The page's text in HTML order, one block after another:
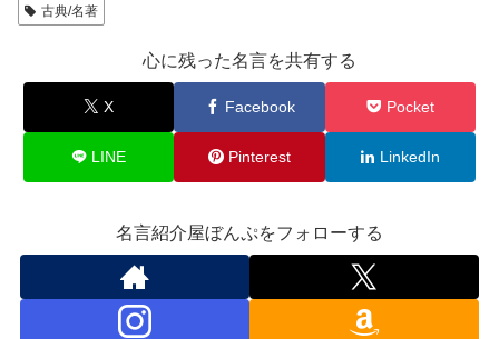
古典/名著
心に残った名言を共有する
X Facebook Pocket
LINE Pinterest LinkedIn
名言紹介屋ぼんぷをフォローする